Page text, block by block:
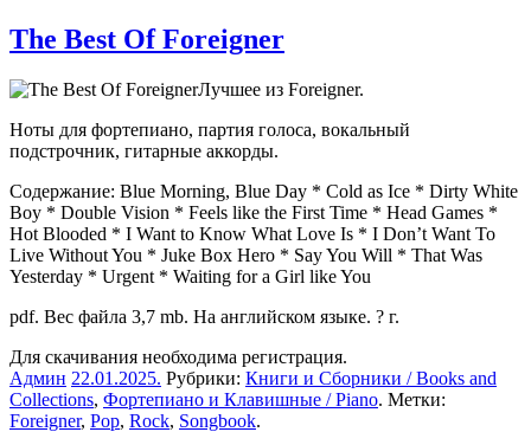
The Best Of Foreigner
Лучшее из Foreigner.
Ноты для фортепиано, партия голоса, вокальный
подстрочник, гитарные аккорды.
Содержание: Blue Morning, Blue Day * Cold as Ice * Dirty White
Boy * Double Vision * Feels like the First Time * Head Games *
Hot Blooded * I Want to Know What Love Is * I Don’t Want To
Live Without You * Juke Box Hero * Say You Will * That Was
Yesterday * Urgent * Waiting for a Girl like You
pdf. Вес файла 3,7 mb. На английском языке. ? г.
Для скачивания необходима регистрация.
Админ 22.01.2025. Рубрики: Книги и Сборники / Books and
Collections, Фортепиано и Клавишные / Piano. Метки:
Foreigner, Pop, Rock, Songbook.